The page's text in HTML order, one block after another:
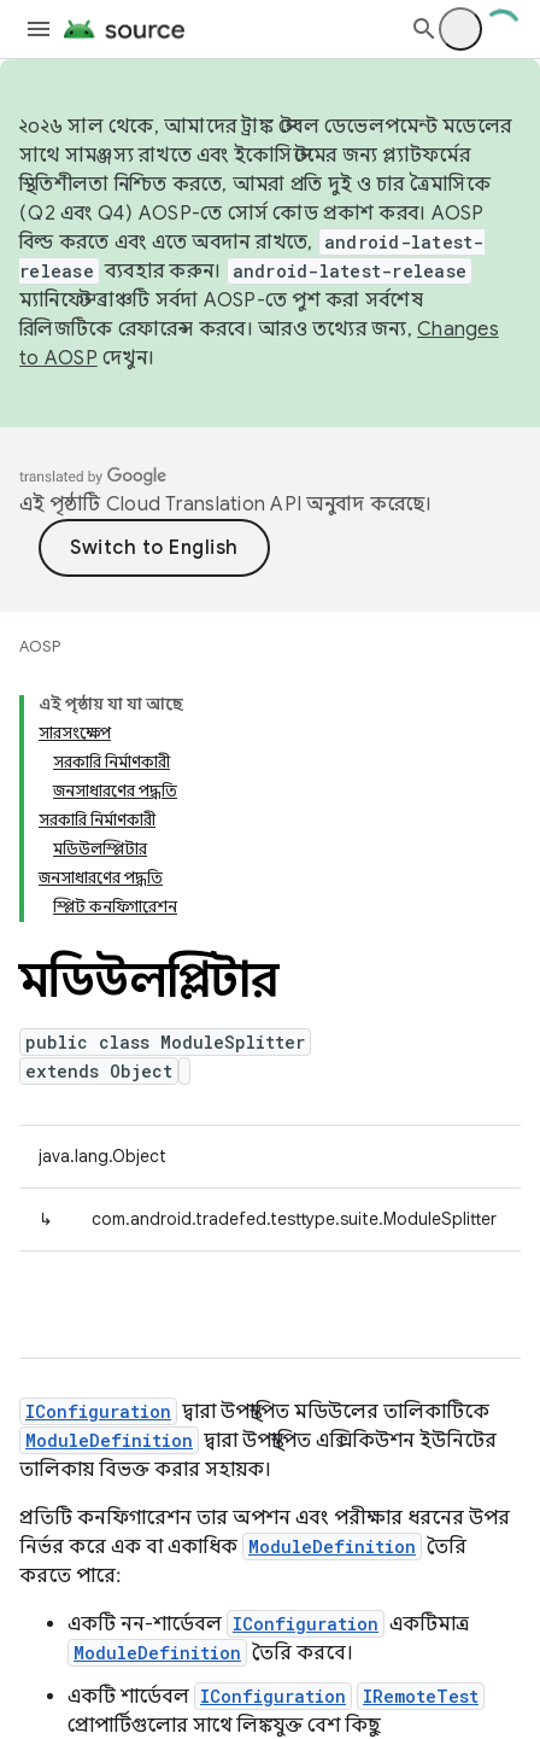
২০২৬ সাল থেকে, আমাদের ট্রাঙ্ক স্টেবল ডেভেলপমেন্ট মডেলের
সাথে সামঞ্জস্য রাখতে এবং ইকোসিস্টেমের জন্য প্ল্যাটফর্মের
স্থিতিশীলতা নিশ্চিত করতে, আমরা প্রতি দুই ও চার ত্রৈমাসিকে
(Q2 এবং Q4) AOSP-তে সোর্স কোড প্রকাশ করব। AOSP
বিল্ড করতে এবং এতে অবদান রাখতে,
android-latest-
release ব্যবহার করুন। android-latest-release
ম্যানিফেস্ট ব্রাঞ্চটি সর্বদা AOSP-তে পুশ করা সর্বশেষ
রিলিজটিকে রেফারেন্স করবে। আরও তথ্যের জন্য, Changes
to AOSP দেখুন।
এই পৃষ্ঠাটি Cloud Translation API অনুবাদ করেছে।
AOSP
এই পৃষ্ঠায় যা যা আছে
সারসংক্ষেপ
সরকারি নির্মাণকারী
জনসাধারণের পদ্ধতি
সরকারি নির্মাণকারী
মডিউলস্প্লিটার
জনসাধারণের পদ্ধতি
স্প্লিট কনফিগারেশন
মডিউলস্প্লিটার
public class ModuleSplitter
extends Object
java.lang.Object
↳ com.android.tradefed.testtype.suite.ModuleSplitter
IConfiguration দ্বারা উপস্থাপিত মডিউলের তালিকাটিকে
ModuleDefinition দ্বারা উপস্থাপিত এক্সিকিউশন ইউনিটের
তালিকায় বিভক্ত করার সহায়ক।
প্রতিটি কনফিগারেশন তার অপশন এবং পরীক্ষার ধরনের উপর
নির্ভর করে এক বা একাধিক ModuleDefinition তৈরি
করতে পারে:
একটি নন-শার্ডেবল IConfiguration একটিমাত্র
ModuleDefinition তৈরি করবে।
একটি শার্ডেবল IConfiguration IRemoteTest
প্রোপার্টিগুলোর সাথে লিঙ্কযুক্ত বেশ কিছু